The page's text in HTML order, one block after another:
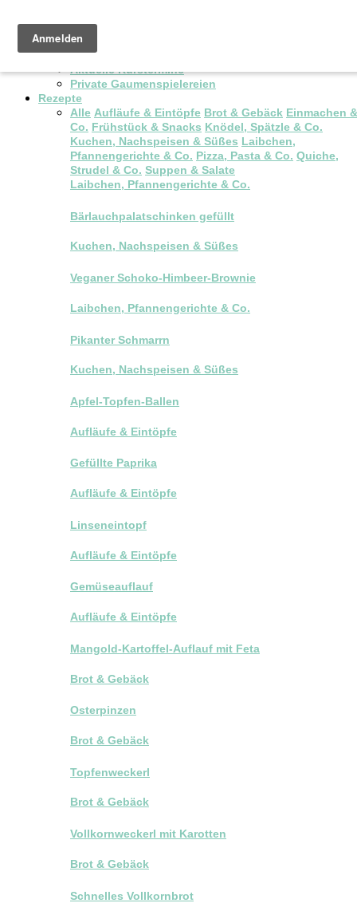
Pop-up Brunch
Kochkurse & Workshops
Aktuelle Kurstermine
Private Gaumenspielereien
Rezepte
Alle Aufläufe & Eintöpfe Brot & Gebäck Einmachen &
Co. Frühstück & Snacks Knödel, Spätzle & Co.
Kuchen, Nachspeisen & Süßes Laibchen,
Pfannengerichte & Co. Pizza, Pasta & Co. Quiche,
Strudel & Co. Suppen & Salate
Laibchen, Pfannengerichte & Co.
Bärlauchpalatschinken gefüllt
Kuchen, Nachspeisen & Süßes
Veganer Schoko-Himbeer-Brownie
Laibchen, Pfannengerichte & Co.
Pikanter Schmarrn
Kuchen, Nachspeisen & Süßes
Apfel-Topfen-Ballen
Aufläufe & Eintöpfe
Gefüllte Paprika
Aufläufe & Eintöpfe
Linseneintopf
Aufläufe & Eintöpfe
Gemüseauflauf
Aufläufe & Eintöpfe
Mangold-Kartoffel-Auflauf mit Feta
Brot & Gebäck
Osterpinzen
Brot & Gebäck
Topfenweckerl
Brot & Gebäck
Vollkornweckerl mit Karotten
Brot & Gebäck
Schnelles Vollkornbrot